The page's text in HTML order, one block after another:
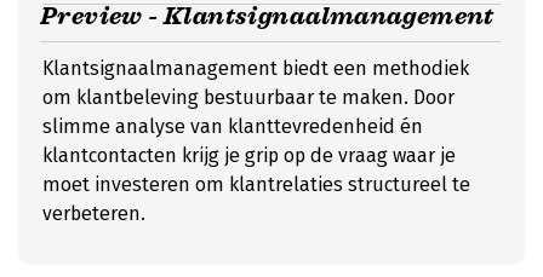
Preview - Klantsignaalmanagement
Klantsignaalmanagement biedt een methodiek
om klantbeleving bestuurbaar te maken. Door
slimme analyse van klanttevredenheid én
klantcontacten krijg je grip op de vraag waar je
moet investeren om klantrelaties structureel te
verbeteren.